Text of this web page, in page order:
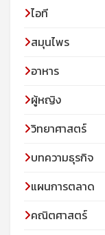
ไอที
สมุนไพร
อาหาร
ผู้หญิง
วิทยาศาสตร์
บทความธุรกิจ
แผนการตลาด
คณิตศาสตร์